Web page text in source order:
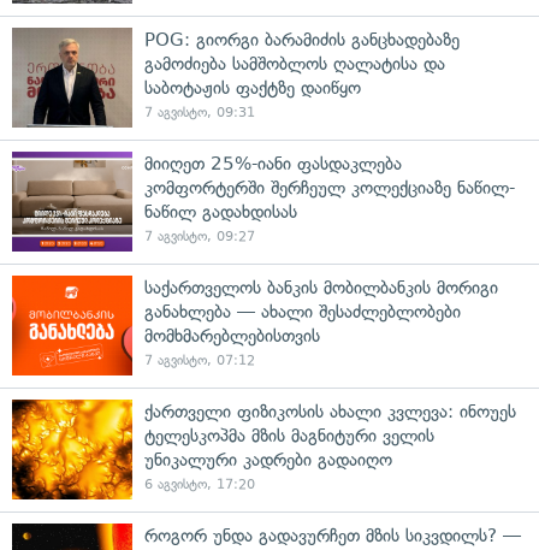
POG: გიორგი ბარამიძის განცხადებაზე
გამოძიება სამშობლოს ღალატისა და
საბოტაჟის ფაქტზე დაიწყო
7 აგვისტო, 09:31
მიიღეთ 25%-იანი ფასდაკლება
კომფორტერში შერჩეულ კოლექციაზე ნაწილ-
ნაწილ გადახდისას
7 აგვისტო, 09:27
საქართველოს ბანკის მობილბანკის მორიგი
განახლება — ახალი შესაძლებლობები
მომხმარებლებისთვის
7 აგვისტო, 07:12
ქართველი ფიზიკოსის ახალი კვლევა: ინოუეს
ტელესკოპმა მზის მაგნიტური ველის
უნიკალური კადრები გადაიღო
6 აგვისტო, 17:20
როგორ უნდა გადავურჩეთ მზის სიკვდილს? —